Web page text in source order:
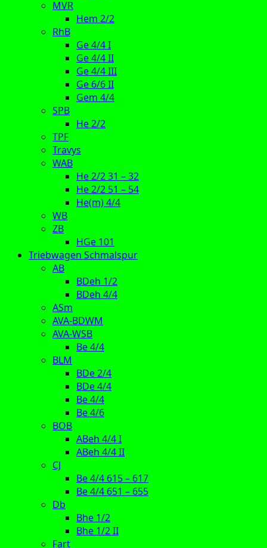
MVR
Hem 2/2
RhB
Ge 4/4 I
Ge 4/4 II
Ge 4/4 III
Ge 6/6 II
Gem 4/4
SPB
He 2/2
TPF
Travys
WAB
He 2/2 31 – 32
He 2/2 51 – 54
He(m) 4/4
WB
ZB
HGe 101
Triebwagen Schmalspur
AB
BDeh 1/2
BDeh 4/4
ASm
AVA-BDWM
AVA-WSB
Be 4/4
BLM
BDe 2/4
BDe 4/4
Be 4/4
Be 4/6
BOB
ABeh 4/4 I
ABeh 4/4 II
CJ
Be 4/4 615 – 617
Be 4/4 651 – 655
Db
Bhe 1/2
Bhe 1/2 II
Fart